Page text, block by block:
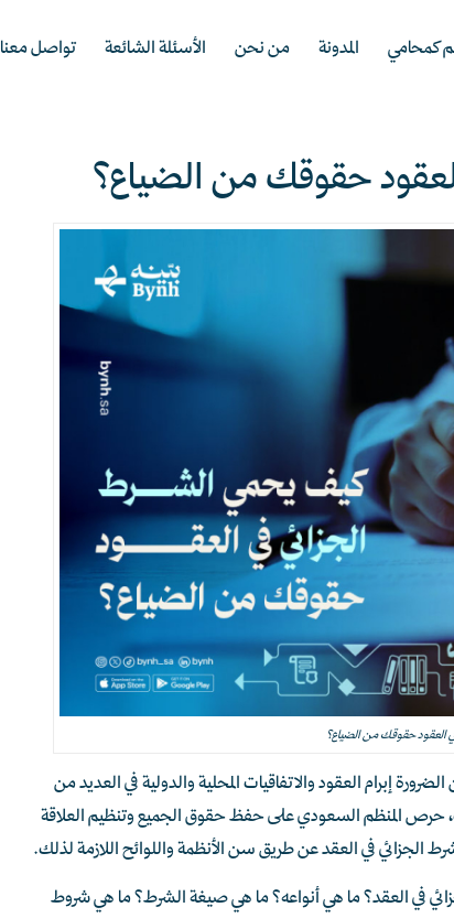
كمحامي المدونة من نحن الأسئلة الشائعة تواصل معنا
حقوقك من الضياع؟
العقود حقوقك من الضياع؟
إبرام العقود والاتفاقيات المحلية والدولية في العديد من
حرص المنظم السعودي على حفظ حقوق الجميع وتنظيم العلاقة
الجزائي في العقد عن طريق سن الأنظمة واللوائح اللازمة لذلك.
في العقد؟ ما هي أنواعه؟ ما هي صيغة الشرط؟ ما هي شروط